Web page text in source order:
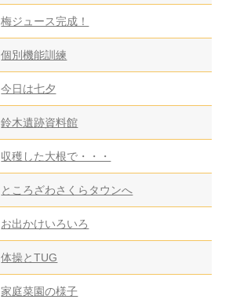
梅ジュース完成！
個別機能訓練
今日は七夕
鈴木遺跡資料館
収穫した大根で・・・
ところざわさくらタウンへ
お出かけいろいろ
体操とTUG
家庭菜園の様子